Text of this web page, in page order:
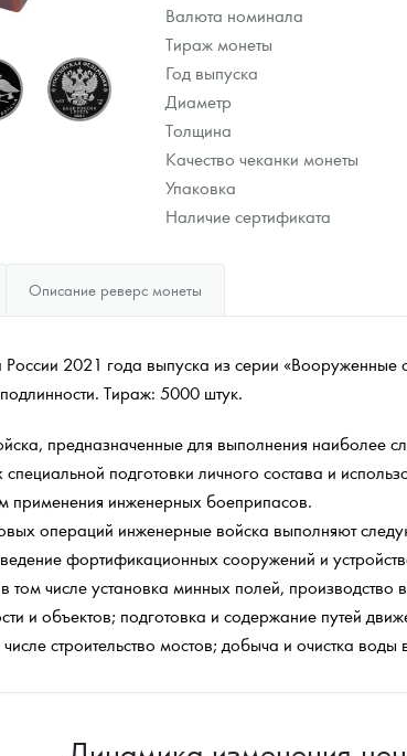
Валюта номинала
Тираж монеты
Год выпуска
Диаметр
Толщина
Качество чеканки монеты
Упаковка
Наличие сертификата
Описание реверс монеты
2021 года выпуска из серии «Вооруженные
Тираж: 5000 штук.
предназначенные для выполнения наиболее
подготовки личного состава и
применения инженерных боеприпасов.
операций инженерные войска выполняют
фортификационных сооружений и
том числе установка минных полей,
и объектов; подготовка и содержание путей
строительство мостов; добыча и очистка